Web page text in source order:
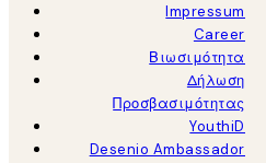
Impressum
Career
Βιωσιμότητα
Δήλωση
Προσβασιμότητας
YouthiD
Desenio Ambassador